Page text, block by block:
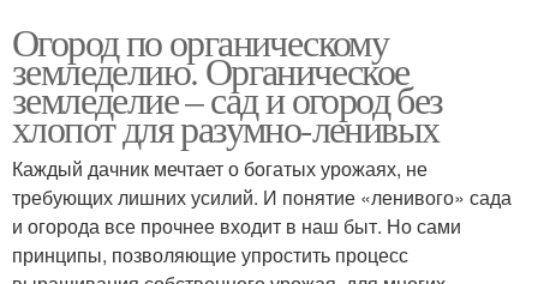
Огород по органическому
земледелию. Органическое
земледелие – сад и огород без
хлопот для разумно-ленивых
Каждый дачник мечтает о богатых урожаях, не
требующих лишних усилий. И понятие «ленивого» сада
и огорода все прочнее входит в наш быт. Но сами
принципы, позволяющие упростить процесс